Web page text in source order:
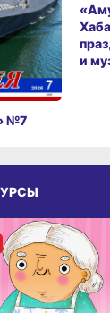
№7
и